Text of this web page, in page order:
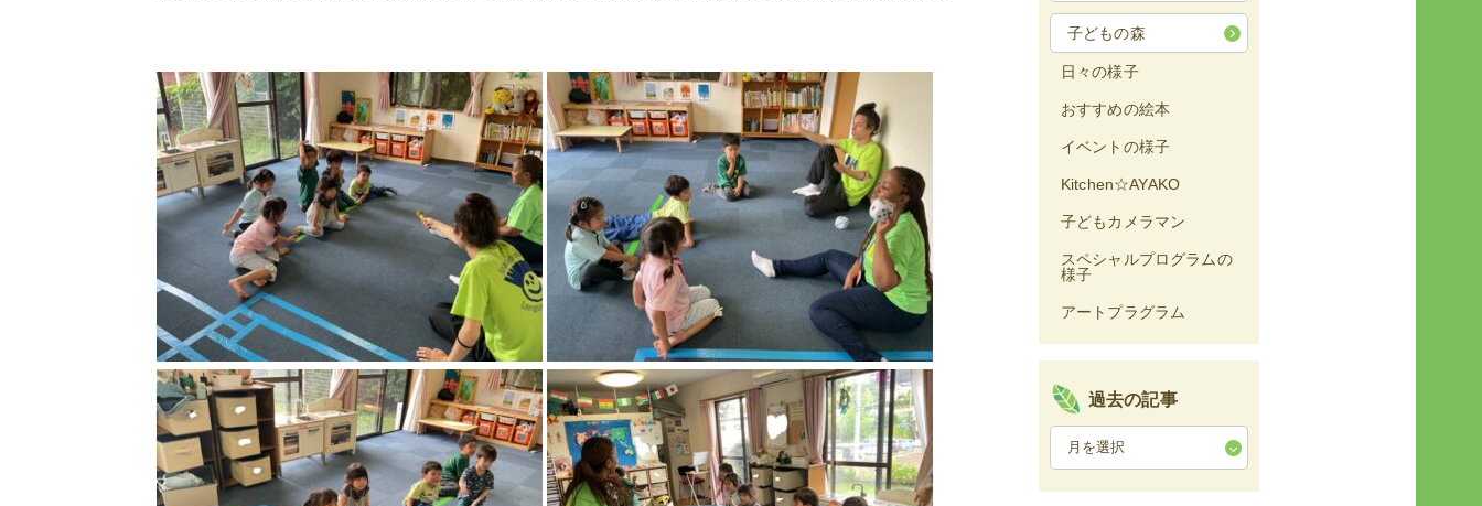
子どもの森
日々の様子
おすすめの絵本
イベントの様子
Kitchen☆AYAKO
子どもカメラマン
スペシャルプログラムの
様子
アートプラグラム
過去の記事